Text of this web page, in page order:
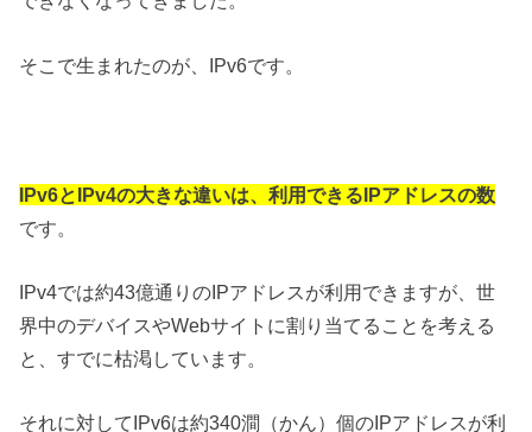
そこで生まれたのが、IPv6です。
IPv6とIPv4の大きな違いは、利用できるIPアドレスの数
です。
IPv4では約43億通りのIPアドレスが利用できますが、世
界中のデバイスやWebサイトに割り当てることを考える
と、すでに枯渇しています。
それに対してIPv6は約340澗（かん）個のIPアドレスが利